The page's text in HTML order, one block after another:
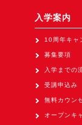
入学案内
10周年キャ
募集要項
入学までの
受講申込み
無料カウン
オープンキ